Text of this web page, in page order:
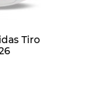
Tiro